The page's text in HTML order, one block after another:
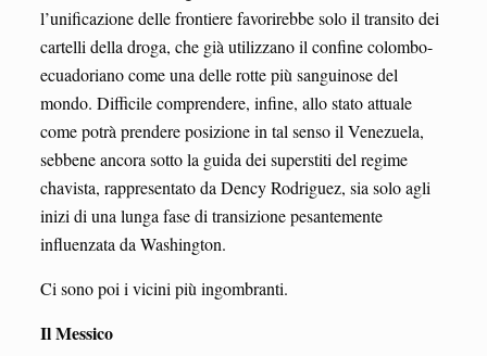
l’unificazione delle frontiere favorirebbe solo il transito dei
cartelli della droga, che già utilizzano il confine colombo-
ecuadoriano come una delle rotte più sanguinose del
mondo. Difficile comprendere, infine, allo stato attuale
come potrà prendere posizione in tal senso il Venezuela,
sebbene ancora sotto la guida dei superstiti del regime
chavista, rappresentato da Dency Rodriguez, sia solo agli
inizi di una lunga fase di transizione pesantemente
influenzata da Washington.
Ci sono poi i vicini più ingombranti.
Il Messico